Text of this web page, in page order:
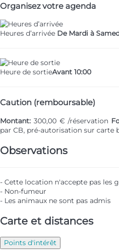
Organisez votre agenda
Heures d’arrivée De Mardi à
Heure de sortieAvant 10:00
Caution (remboursable)
Montant: 300,00 € /réservation
par CB, pré-autorisation sur carte
Observations
- Cette location n'accepte pas les
- Non-fumeur
- Les animaux ne sont pas admis
Carte et distances
Points d'intérêt